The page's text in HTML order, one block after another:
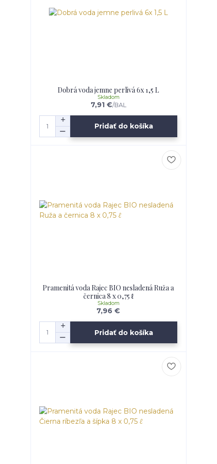
Dobrá voda jemne perlivá 6x 1,5 L
7,91 €/BAL
Skladom
Pridať do košíka
Pramenitá voda Rajec BIO nesladená Ruža a
černica 8 x 0,75 ℓ
7,96 €
Skladom
Pridať do košíka